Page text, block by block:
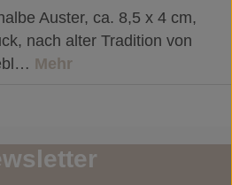
Auster, ca. 8,5 x 4 cm,
nach alter Tradition von
Mehr